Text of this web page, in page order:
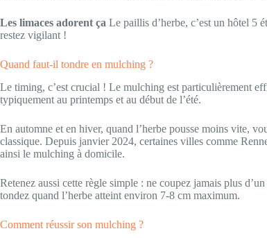
Les limaces adorent ça Le paillis d’herbe, c’est un hôtel 5
restez vigilant !
Quand faut-il tondre en mulching ?
Le timing, c’est crucial ! Le mulching est particulièrement
typiquement au printemps et au début de l’été.
En automne et en hiver, quand l’herbe pousse moins vite,
classique. Depuis janvier 2024, certaines villes comme
ainsi le mulching à domicile.
Retenez aussi cette règle simple : ne coupez jamais plus
tondez quand l’herbe atteint environ 7-8 cm maximum.
Comment réussir son mulching ?